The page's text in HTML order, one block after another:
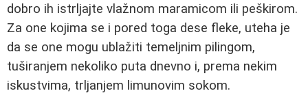
dobro ih istrljajte vlažnom maramicom ili peškirom.
Za one kojima se i pored toga dese fleke, uteha je
da se one mogu ublažiti temeljnim pilingom,
tuširanjem nekoliko puta dnevno i, prema nekim
iskustvima, trljanjem limunovim sokom.